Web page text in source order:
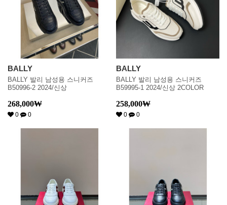
BALLY
BALLY 발리 남성용 스니커즈
B50996-2 2024/신상
268,000₩
0 0
BALLY
BALLY 발리 남성용 스니커즈
B59995-1 2024/신상 2COLOR
258,000₩
0 0